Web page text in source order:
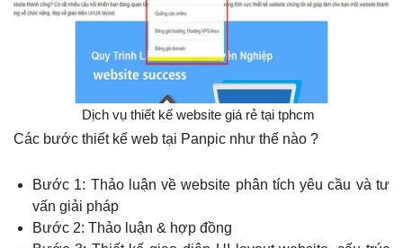
Dịch vụ thiết kế website giá rẻ tại tphcm
Các bước thiết kế web tại Panpic như thế nào ?
Bước 1: Thảo luận về website phân tích yêu cầu và tư
vấn giải pháp
Bước 2: Thảo luận & hợp đồng